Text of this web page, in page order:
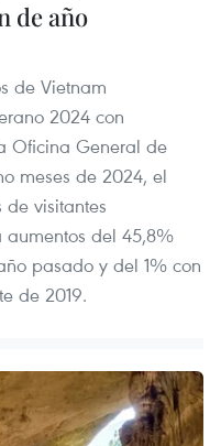
de año
de Vietnam
2024 con
Oficina General de
meses de 2024, el
de visitantes
del 45,8%
pasado y del 1% con
de 2019.